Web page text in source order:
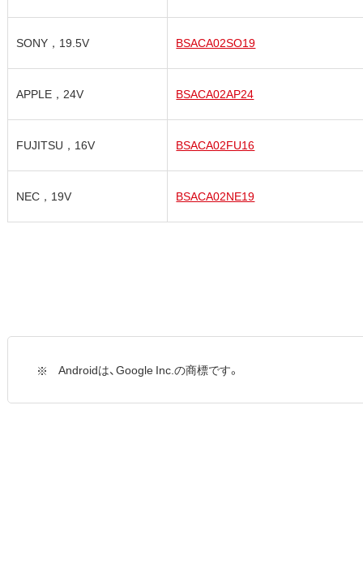
SONY，19.5V BSACA02SO19
APPLE，24V BSACA02AP24
FUJITSU，16V BSACA02FU16
NEC，19V BSACA02NE19
Androidは、Google Inc.の商標です。